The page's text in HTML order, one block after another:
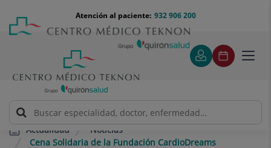
contenido
Menú
teléfono
cabecera
932 906 200
Atención al paciente:
Actualidad
Noticias
Cena Solidaria de la Fundación CardioDreams